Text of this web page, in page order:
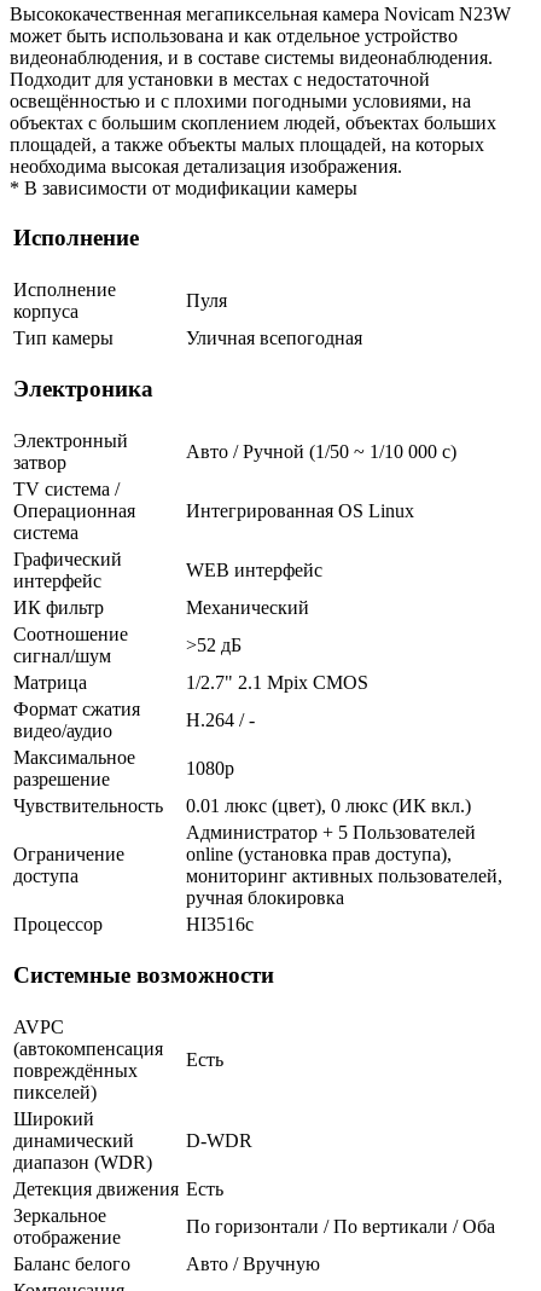
Высококачественная мегапиксельная камера Novicam N23W
может быть использована и как отдельное устройство
видеонаблюдения, и в составе системы видеонаблюдения.
Подходит для установки в местах с недостаточной
освещённостью и с плохими погодными условиями, на
объектах с большим скоплением людей, объектах больших
площадей, а также объекты малых площадей, на которых
необходима высокая детализация изображения.
* В зависимости от модификации камеры
Исполнение
Исполнение
корпуса
Пуля
Тип камеры
Уличная всепогодная
Электроника
Электронный
затвор
Авто / Ручной (1/50 ~ 1/10 000 с)
TV система /
Операционная
система
Интегрированная OS Linux
Графический
интерфейс
WEB интерфейс
ИК фильтр
Механический
Соотношение
сигнал/шум
>52 дБ
Матрица
1/2.7" 2.1 Mpix CMOS
Формат сжатия
видео/аудио
H.264 / -
Максимальное
разрешение
1080p
Чувствительность
0.01 люкс (цвет), 0 люкс (ИК вкл.)
Ограничение
доступа
Администратор + 5 Пользователей
online (установка прав доступа),
мониторинг активных пользователей,
ручная блокировка
Процессор
HI3516c
Системные возможности
AVPC
(автокомпенсация
повреждённых
пикселей)
Есть
Широкий
динамический
диапазон (WDR)
D-WDR
Детекция движения Есть
Зеркальное
отображение
По горизонтали / По вертикали / Оба
Баланс белого
Авто / Вручную